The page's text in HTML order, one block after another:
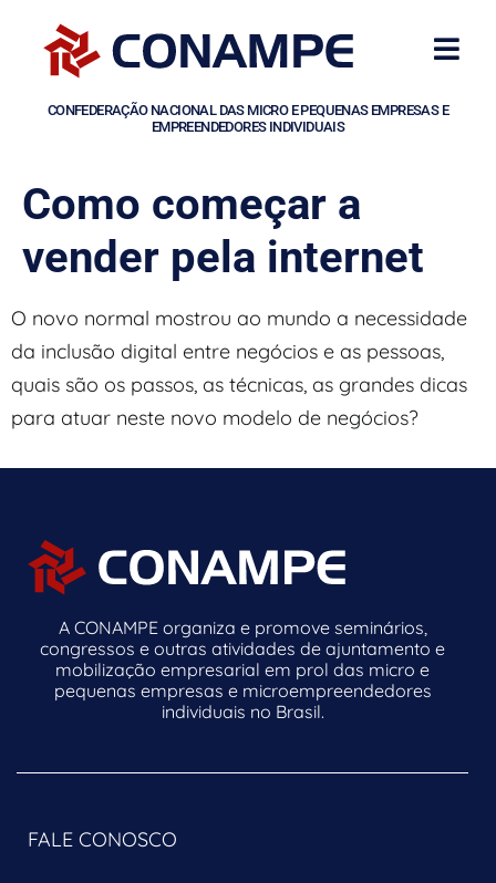
CONFEDERAÇÃO NACIONAL DAS MICRO E PEQUENAS EMPRESAS E
EMPREENDEDORES INDIVIDUAIS
Como começar a
vender pela internet
O novo normal mostrou ao mundo a necessidade
da inclusão digital entre negócios e as pessoas,
quais são os passos, as técnicas, as grandes dicas
para atuar neste novo modelo de negócios?
A CONAMPE organiza e promove seminários,
congressos e outras atividades de ajuntamento e
mobilização empresarial em prol das micro e
pequenas empresas e microempreendedores
individuais no Brasil.
FALE CONOSCO